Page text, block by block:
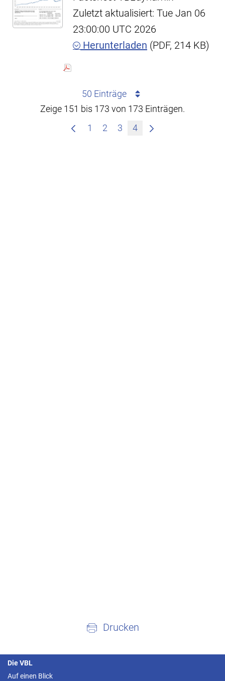
Zuletzt aktualisiert: Tue Jan 06
23:00:00 UTC 2026
Herunterladen (PDF, 214 KB)
50 Einträge
Zeige 151 bis 173 von 173 Einträgen.
1
2 3 4
Drucken
Die VBL
Auf einen Blick